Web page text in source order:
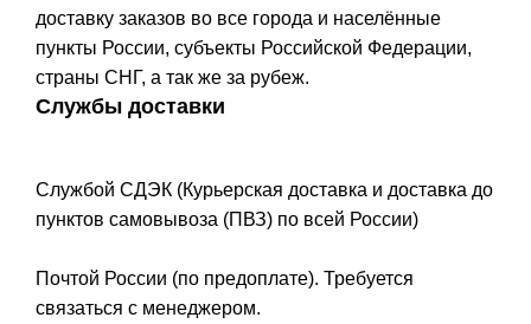
доставку заказов во все города и населённые
пункты России, субъекты Российской Федерации,
страны СНГ, а так же за рубеж.
Службы доставки
Службой СДЭК (Курьерская доставка и доставка до
пунктов самовывоза (ПВЗ) по всей России)
Почтой России (по предоплате). Требуется
связаться с менеджером.